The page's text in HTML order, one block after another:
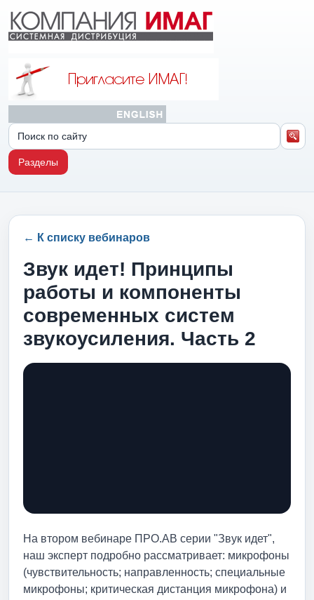
Разделы
← К списку вебинаров
Звук идет! Принципы
работы и компоненты
современных систем
звукоусиления. Часть 2
На втором вебинаре ПРО.АВ серии "Звук идет",
наш эксперт подробно рассматривает: микрофоны
(чувствительность; направленность; специальные
микрофоны; критическая дистанция микрофона) и